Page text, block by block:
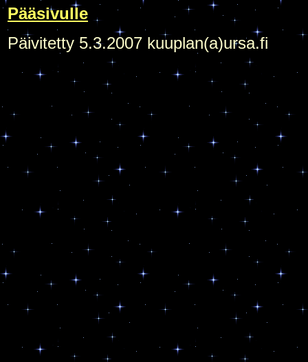
Pääsivulle
Päivitetty 5.3.2007 kuuplan(a)ursa.fi